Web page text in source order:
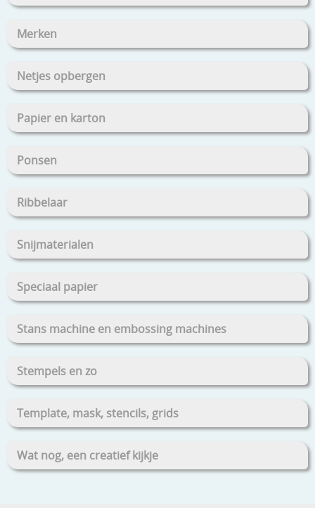
Merken
Netjes opbergen
Papier en karton
Ponsen
Ribbelaar
Snijmaterialen
Speciaal papier
Stans machine en embossing machines
Stempels en zo
Template, mask, stencils, grids
Wat nog, een creatief kijkje